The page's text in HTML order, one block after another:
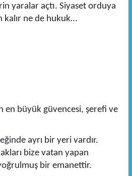
yaralar açtı. Siyaset orduya
kalır ne de hukuk…
en büyük güvencesi, şerefi ve
ayrı bir yeri vardır.
bize vatan yapan
bir emanettir.